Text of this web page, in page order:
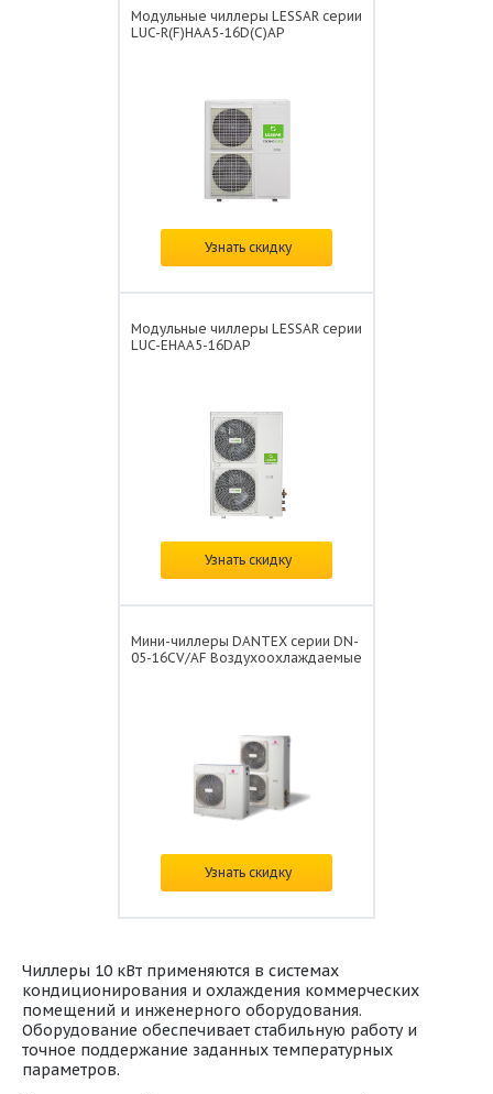
Модульные чиллеры LESSAR серии
LUC-R(F)HAA5-16D(C)AP
по запросу
Узнать скидку
Модульные чиллеры LESSAR серии
LUC-EHAA5-16DAP
по запросу
Узнать скидку
Мини-чиллеры DANTEX серии DN-
05-16CV/AF Воздухоохлаждаемые
по запросу
Узнать скидку
Чиллеры 10 кВт применяются в системах
кондиционирования и охлаждения коммерческих
помещений и инженерного оборудования.
Оборудование обеспечивает стабильную работу и
точное поддержание заданных температурных
параметров.